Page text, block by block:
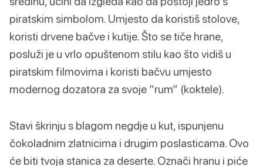
piratskim simbolom. Umjesto da koristiš stolove,
koristi drvene bačve i kutije. Što se tiče hrane,
posluži je u vrlo opuštenom stilu kao što vidiš u
piratskim filmovima i koristi bačvu umjesto
modernog dozatora za svoje “rum” (koktele).
Stavi škrinju s blagom negdje u kut, ispunjenu
čokoladnim zlatnicima i drugim poslasticama. Ovo
će biti tvoja stanica za deserte. Označi hranu i piće